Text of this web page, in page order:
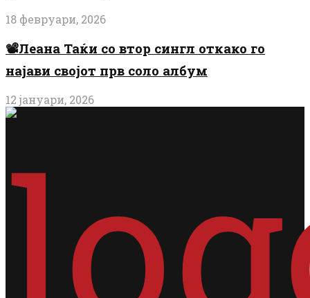
18 февруари, 2026
📽️Леана Таќи со втор сингл откако го
најави својот прв соло албум
12 јануари, 2026